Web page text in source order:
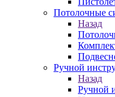
Потолочные
Назад
Ручной
Назад
Ручной